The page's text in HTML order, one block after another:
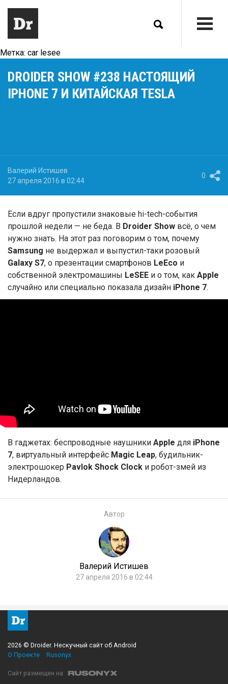
Метка: car lesee
DROIDER SHOW #238 НАСТОЯЩИЙ
IPHONE 7 И КИТАЙСКАЯ TESLA
Валерий Истишев
27 апреля 2016 в 02:44
0
Если вдруг пропустили знаковые hi-tech-события
прошлой недели — не беда. В Droider Show всё, о чем
нужно знать. На этот раз поговорим о том, почему
Samsung не выдержал и выпустил-таки розовый
Galaxy S7, о презентации смартфонов LeEco и
собственной электромашины LeSEE и о том, как Apple
случайно или специально показала дизайн iPhone 7.
В гаджетах: беспроводные наушники Apple для iPhone
7, виртуальный интерфейс Magic Leap, будильник-
электрошокер Pavlok Shock Clock и робот-змей из
Нидерландов.
Автор
Валерий Истишев
27 апреля 2016 в 02:44
2026 © Droider. Нескучный сайт об Android
О Проекте
Rusonyx
Сайт размещен на